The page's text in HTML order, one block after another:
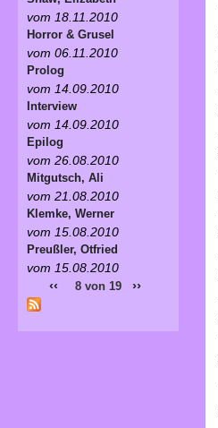
vom 18.11.2010
Horror & Grusel
vom 06.11.2010
Prolog
vom 14.09.2010
Interview
vom 14.09.2010
Epilog
vom 26.08.2010
Mitgutsch, Ali
vom 21.08.2010
Klemke, Werner
vom 15.08.2010
Preußler, Otfried
vom 15.08.2010
‹‹ 8 von 19 ››